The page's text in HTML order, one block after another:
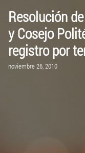
Resolución
y Cosejo
registro por
noviembre 26, 2010